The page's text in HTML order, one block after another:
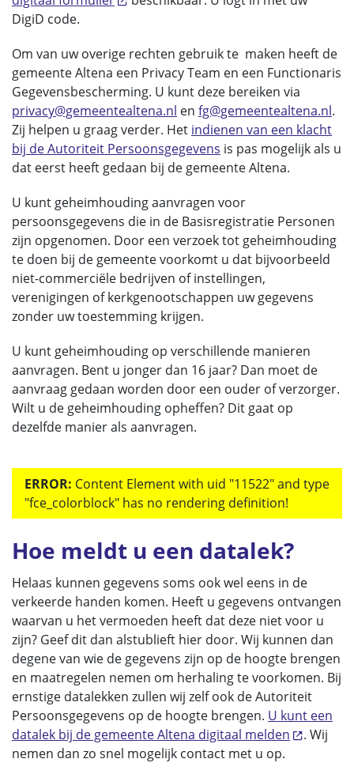
DigiD code.
Om van uw overige rechten gebruik te maken heeft de
gemeente Altena een Privacy Team en een Functionaris
Gegevensbescherming. U kunt deze bereiken via
privacy@gemeentealtena.nl en fg@gemeentealtena.nl.
Zij helpen u graag verder. Het indienen van een klacht
bij de Autoriteit Persoonsgegevens is pas mogelijk als u
dat eerst heeft gedaan bij de gemeente Altena.
U kunt geheimhouding aanvragen voor
persoonsgegevens die in de Basisregistratie Personen
zijn opgenomen. Door een verzoek tot geheimhouding
te doen bij de gemeente voorkomt u dat bijvoorbeeld
niet-commerciële bedrijven of instellingen,
verenigingen of kerkgenootschappen uw gegevens
zonder uw toestemming krijgen.
U kunt geheimhouding op verschillende manieren
aanvragen. Bent u jonger dan 16 jaar? Dan moet de
aanvraag gedaan worden door een ouder of verzorger.
Wilt u de geheimhouding opheffen? Dit gaat op
dezelfde manier als aanvragen.
ERROR: Content Element with uid "11522" and type
"fce_colorblock" has no rendering definition!
Hoe meldt u een datalek?
Helaas kunnen gegevens soms ook wel eens in de
verkeerde handen komen. Heeft u gegevens ontvangen
waarvan u het vermoeden heeft dat deze niet voor u
zijn? Geef dit dan alstublieft hier door. Wij kunnen dan
degene van wie de gegevens zijn op de hoogte brengen
en maatregelen nemen om herhaling te voorkomen. Bij
ernstige datalekken zullen wij zelf ook de Autoriteit
Persoonsgegevens op de hoogte brengen. U kunt een
datalek bij de gemeente Altena digitaal melden
. Wij
nemen dan zo snel mogelijk contact met u op.